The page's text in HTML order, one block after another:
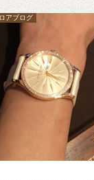
アブログ